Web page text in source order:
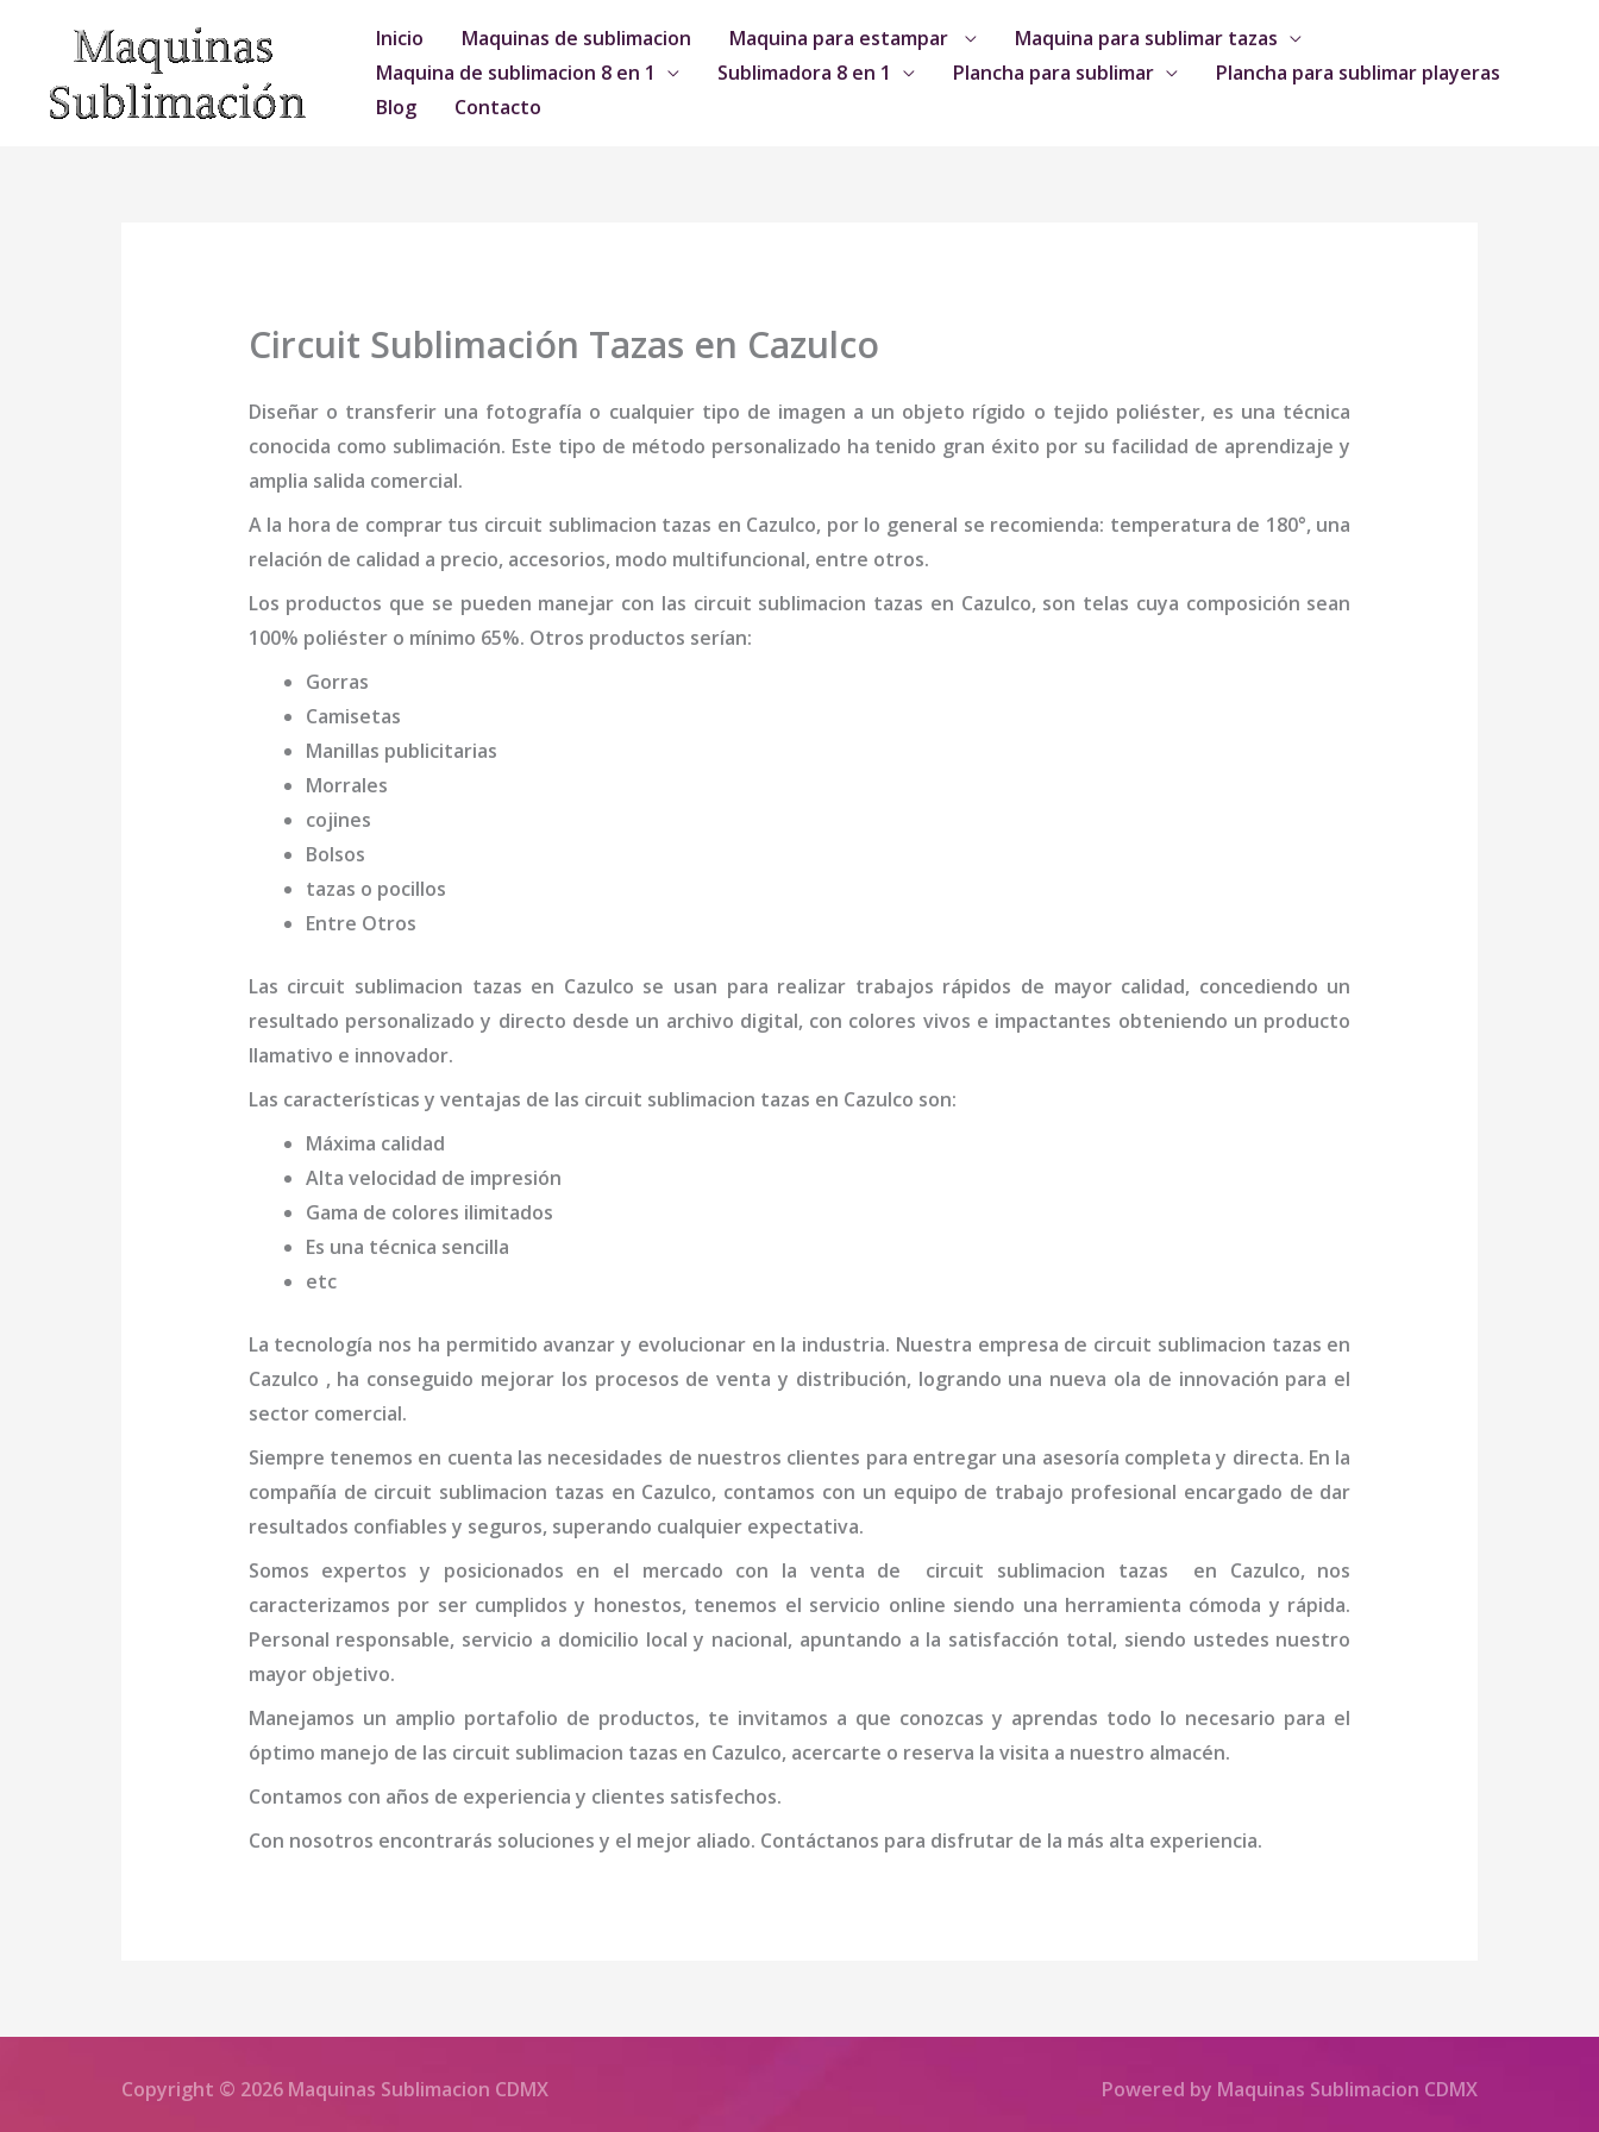
contenido
Inicio Maquinas de sublimacion Maquina para estampar
Maquina para sublimar tazas
Maquina de sublimacion 8 en 1
Sublimadora 8 en 1 Plancha para sublimar
Plancha para sublimar playeras
Blog
Contacto
Circuit Sublimación Tazas en Cazulco
Diseñar o transferir una fotografía o cualquier tipo de imagen a un objeto rígido o tejido poliéster, es una técnica
conocida como sublimación. Este tipo de método personalizado ha tenido gran éxito por su facilidad de aprendizaje y
amplia salida comercial.
A la hora de comprar tus circuit sublimacion tazas en Cazulco, por lo general se recomienda: temperatura de 180°, una
relación de calidad a precio, accesorios, modo multifuncional, entre otros.
Los productos que se pueden manejar con las circuit sublimacion tazas en Cazulco, son telas cuya composición sean
100% poliéster o mínimo 65%. Otros productos serían:
Gorras
Camisetas
Manillas publicitarias
Morrales
cojines
Bolsos
tazas o pocillos
Entre Otros
Las circuit sublimacion tazas en Cazulco se usan para realizar trabajos rápidos de mayor calidad, concediendo un
resultado personalizado y directo desde un archivo digital, con colores vivos e impactantes obteniendo un producto
llamativo e innovador.
Las características y ventajas de las circuit sublimacion tazas en Cazulco son:
Máxima calidad
Alta velocidad de impresión
Gama de colores ilimitados
Es una técnica sencilla
etc
La tecnología nos ha permitido avanzar y evolucionar en la industria. Nuestra empresa de circuit sublimacion tazas en
Cazulco , ha conseguido mejorar los procesos de venta y distribución, logrando una nueva ola de innovación para el
sector comercial.
Siempre tenemos en cuenta las necesidades de nuestros clientes para entregar una asesoría completa y directa. En la
compañía de circuit sublimacion tazas en Cazulco, contamos con un equipo de trabajo profesional encargado de dar
resultados confiables y seguros, superando cualquier expectativa.
Somos expertos y posicionados en el mercado con la venta de circuit sublimacion tazas en Cazulco, nos
caracterizamos por ser cumplidos y honestos, tenemos el servicio online siendo una herramienta cómoda y rápida.
Personal responsable, servicio a domicilio local y nacional, apuntando a la satisfacción total, siendo ustedes nuestro
mayor objetivo.
Manejamos un amplio portafolio de productos, te invitamos a que conozcas y aprendas todo lo necesario para el
óptimo manejo de las circuit sublimacion tazas en Cazulco, acercarte o reserva la visita a nuestro almacén.
Contamos con años de experiencia y clientes satisfechos.
Con nosotros encontrarás soluciones y el mejor aliado. Contáctanos para disfrutar de la más alta experiencia.
Copyright © 2026 Maquinas Sublimacion CDMX Powered by Maquinas Sublimacion CDMX